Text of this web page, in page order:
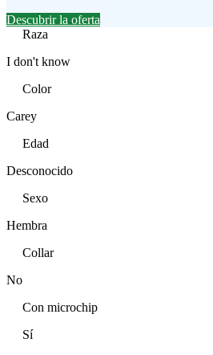
Descubrir la oferta
Raza
I don't know
Color
Carey
Edad
Desconocido
Sexo
Hembra
Collar
No
Con microchip
Sí